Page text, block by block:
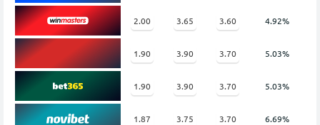
2.00 3.65 3.60 4.92%
1.90 3.90 3.70 5.03%
1.90 3.90 3.70 5.03%
1.87 3.75 3.70 6.69%